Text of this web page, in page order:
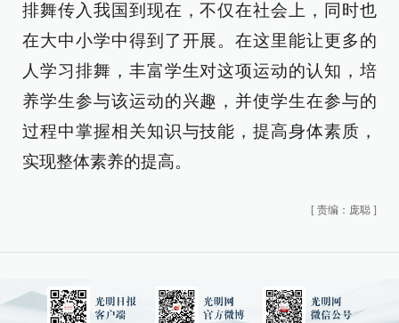
排舞传入我国到现在，不仅在社会上，同时也
在大中小学中得到了开展。在这里能让更多的
人学习排舞，丰富学生对这项运动的认知，培
养学生参与该运动的兴趣，并使学生在参与的
过程中掌握相关知识与技能，提高身体素质，
实现整体素养的提高。
[ 责编：庞聪 ]